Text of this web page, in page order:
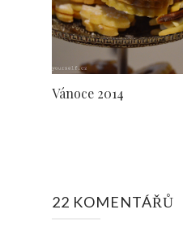
Vánoce 2014
22 KOMENTÁŘŮ